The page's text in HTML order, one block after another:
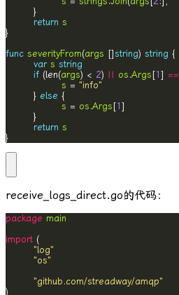
return s
func severityFrom(args []string) string
var s string
if (len(args) < 2) || os .Args [1 ] ==
s = "info"
        }
else
s = os .Args [1
return s
}
receive_logs_direct.go的代码：
package main
import
"log"
"os"
"github.com/streadway/amqp"